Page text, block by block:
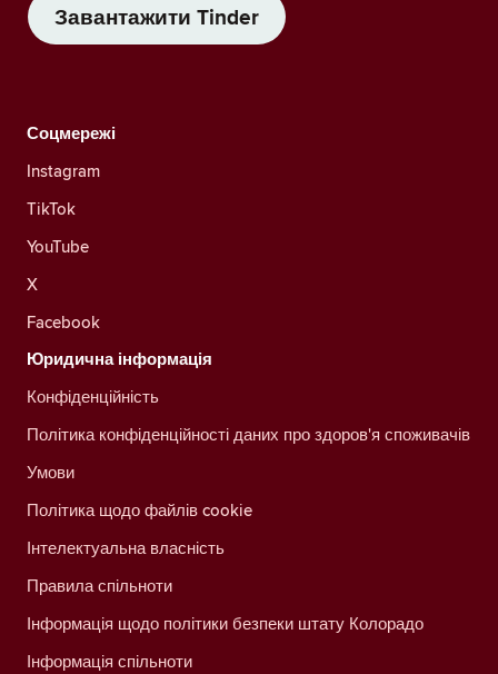
Завантажити Tinder
Соцмережі
Instagram
TikTok
YouTube
X
Facebook
Юридична інформація
Конфіденційність
Політика конфіденційності даних про здоров'я споживачів
Умови
Політика щодо файлів cookie
Інтелектуальна власність
Правила спільноти
Інформація щодо політики безпеки штату Колорадо
Інформація спільноти